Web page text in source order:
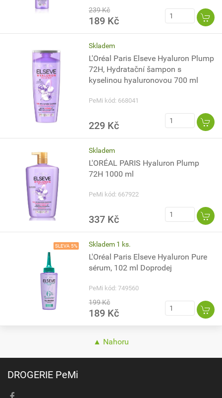
239 Kč
189 Kč
Skladem
L'Oréal Paris Elseve Hyaluron Plump
72H, Hydratační šampon s
kyselinou hyaluronovou 700 ml
PeMi kód: 668041
229 Kč
Skladem
L'ORÉAL PARIS Hyaluron Plump
72H 1000 ml
PeMi kód: 667922
337 Kč
SLEVA 5% Skladem 1 ks.
L'Oréal Paris Elseve Hyaluron Pure
sérum, 102 ml Doprodej
PeMi kód: 749560
199 Kč
189 Kč
▲ Nahoru
DROGERIE PeMi